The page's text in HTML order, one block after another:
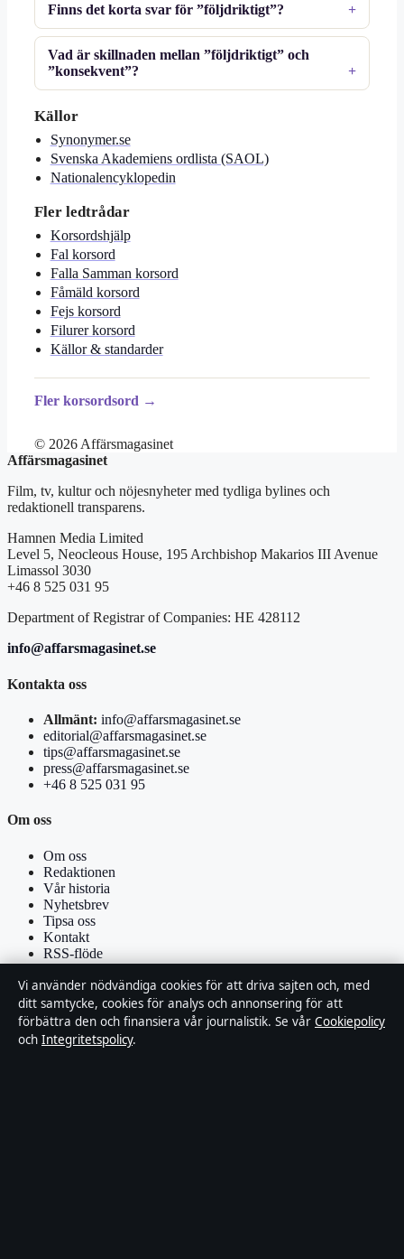
Finns det korta svar för ”följdriktigt”?
Vad är skillnaden mellan ”följdriktigt” och
”konsekvent”?
Källor
Synonymer.se
Svenska Akademiens ordlista (SAOL)
Nationalencyklopedin
Fler ledtrådar
Korsordshjälp
Fal korsord
Falla Samman korsord
Fåmäld korsord
Fejs korsord
Filurer korsord
Källor & standarder
Fler korsordsord →
© 2026 Affärsmagasinet
Affärsmagasinet
Film, tv, kultur och nöjesnyheter med tydliga bylines och
redaktionell transparens.
Hamnen Media Limited
Level 5, Neocleous House, 195 Archbishop Makarios III Avenue
Limassol 3030
+46 8 525 031 95
Department of Registrar of Companies: HE 428112
info@affarsmagasinet.se
Kontakta oss
Allmänt: info@affarsmagasinet.se
editorial@affarsmagasinet.se
tips@affarsmagasinet.se
press@affarsmagasinet.se
+46 8 525 031 95
Om oss
Om oss
Redaktionen
Vår historia
Nyhetsbrev
Tipsa oss
Kontakt
RSS-flöde
Förtroende & standarder
Källor & standarder
Redaktionell policy
Vi använder nödvändiga cookies för att driva sajten och, med
ditt samtycke, cookies för analys och annonsering för att
förbättra den och finansiera vår journalistik. Se vår Cookiepolicy
och Integritetspolicy.